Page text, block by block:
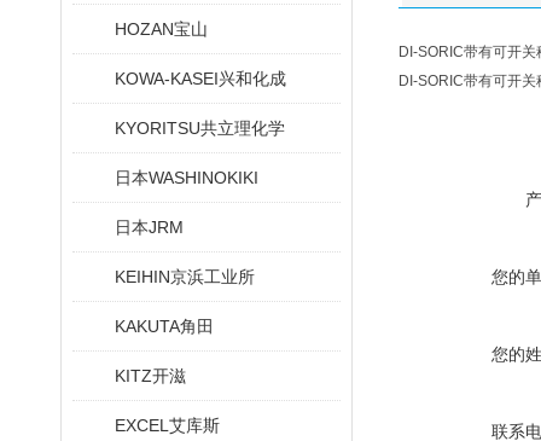
HOZAN宝山
KOWA-KASEI兴和化成
KYORITSU共立理化学
日本WASHINOKIKI
日本JRM
KEIHIN京浜工业所
KAKUTA角田
KITZ开滋
EXCEL艾库斯
DI-SORIC带有可开
DI-SORIC带有可开
您的
您的
联系